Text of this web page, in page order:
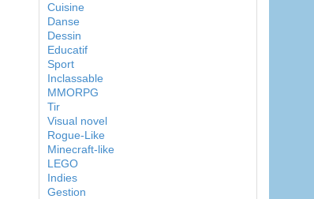
Cuisine
Danse
Dessin
Educatif
Sport
Inclassable
MMORPG
Tir
Visual novel
Rogue-Like
Minecraft-like
LEGO
Indies
Gestion